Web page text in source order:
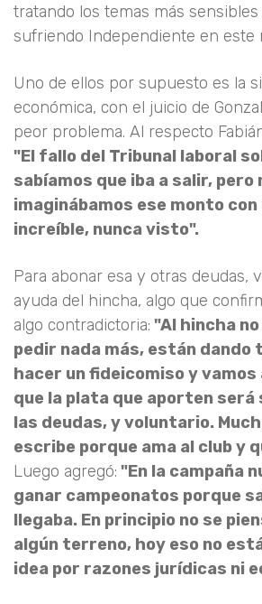
tratando los temas más
sufriendo Independiente en este
Uno de ellos por supuesto es la
económica, con el juicio de
peor problema. Al respecto
"El fallo del Tribunal laboral
sabíamos que iba a salir, pero
imaginábamos ese monto
increíble, nunca visto".
Para abonar esa y otras deudas,
ayuda del hincha, algo que
algo contradictoria: "Al hincha
pedir nada más, están dando
hacer un fideicomiso y vamos
que la plata que aporten será
las deudas, y voluntario.
escribe porque ama al club y
Luego agregó: "En la campaña
ganar campeonatos porque
llegaba. En principio no se
algún terreno, hoy eso no
idea por razones jurídicas ni